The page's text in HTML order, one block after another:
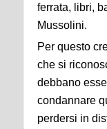
ferrata, libri,
Mussolini.
Per questo
che si
debbano
condannare
perdersi in